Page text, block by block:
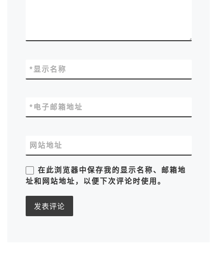
显示名称
*
电子邮箱地址
*
网站地址
在此浏览器中保存我的显示名称、邮箱地
址和网站地址，以便下次评论时使用。